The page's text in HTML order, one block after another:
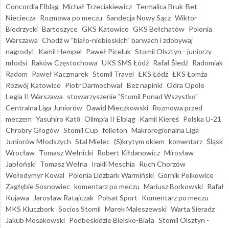
Concordia Elbląg Michał Trzeciakiewicz Termalica Bruk-Bet
Nieciecza Rozmowa po meczu Sandecja Nowy Sącz Wiktor
Biedrzycki Bartoszyce GKS Katowice GKS Bełchatów Polonia
Warszawa Chodź w "biało-niebieskich" barwach i zdobywaj
nagrody!
Kamil Hempel Paweł Piceluk Stomil Olsztyn - juniorzy
młodsi Raków Częstochowa UKS SMS Łódź Rafał Śledź Radomiak
Radom Paweł Kaczmarek Stomil Travel ŁKS Łódź ŁKS Łomża
Rozwój Katowice Piotr Darmochwał Bez napinki Odra Opole
Legia II Warszawa stowarzyszenie "Stomil Ponad Wszystko"
Centralna Liga Juniorów Dawid Mieczkowski Rozmowa przed
meczem Yasuhiro Katō Olimpia II Elbląg Kamil Kiereś Polska U-21
Chrobry Głogów Stomil Cup felieton Makroregionalna Liga
Juniorów Młodszych Stal Mielec (S)krytym okiem komentarz Śląsk
Wrocław Tomasz Wełnicki Robert Kiłdanowicz Mirosław
Jabłoński Tomasz Wełna Irakli Meschia Ruch Chorzów
Wołodymyr Kowal Polonia Lidzbark Warmiński Górnik Polkowice
Zagłębie Sosnowiec komentarz po meczu Mariusz Borkowski Rafał
Kujawa
Jarosław Ratajczak Polsat Sport Komentarz po meczu
MKS Kluczbork Socios Stomil Marek Maleszewski Warta Sieradz
Jakub Mosakowski Podbeskidzie Bielsko-Biała Stomil Olsztyn -